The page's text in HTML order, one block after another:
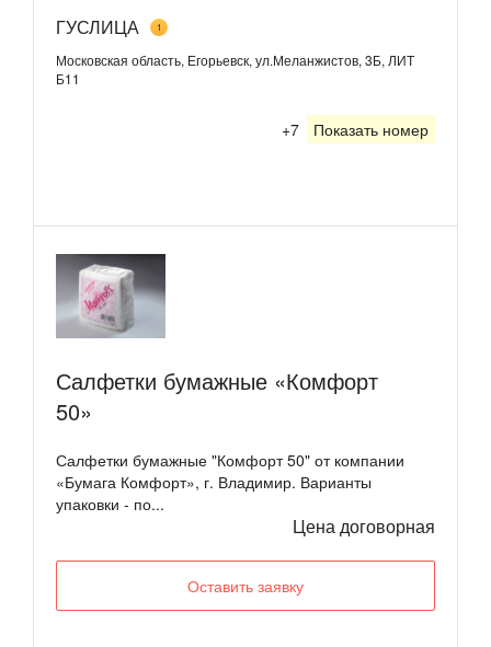
ГУСЛИЦА 1
Московская область, Егорьевск, ул.Меланжистов, 3Б, ЛИТ
Б11
+7 Показать номер
Салфетки бумажные «Комфорт
50»
Салфетки бумажные "Комфорт 50" от компании
«Бумага Комфорт», г. Владимир. Варианты
упаковки - по...
Цена договорная
Оставить заявку